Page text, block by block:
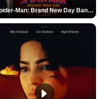
Spider-Man: Brand New Day Bande-annonce VO STFR